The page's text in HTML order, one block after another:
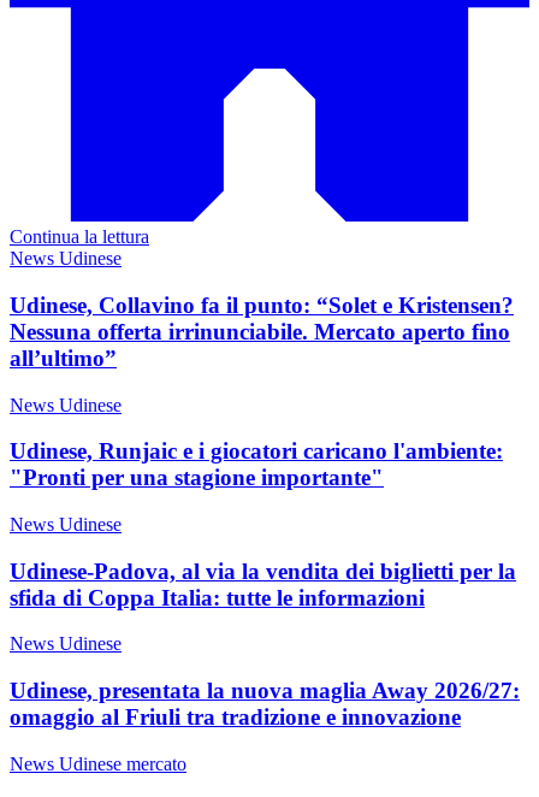
Continua la lettura
News Udinese
Udinese, Collavino fa il punto: “Solet e Kristensen?
Nessuna offerta irrinunciabile. Mercato aperto fino
all’ultimo”
News Udinese
Udinese, Runjaic e i giocatori caricano l'ambiente:
"Pronti per una stagione importante"
News Udinese
Udinese-Padova, al via la vendita dei biglietti per la
sfida di Coppa Italia: tutte le informazioni
News Udinese
Udinese, presentata la nuova maglia Away 2026/27:
omaggio al Friuli tra tradizione e innovazione
News Udinese mercato